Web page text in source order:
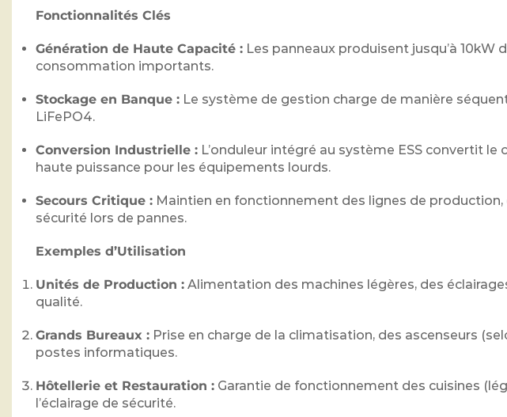
Fonctionnalités Clés
Génération de Haute Capacité : Les panneaux produisent jusqu’à 10kW
consommation importants.
Stockage en Banque : Le système de gestion charge de manière
LiFePO4.
Conversion Industrielle : L’onduleur intégré au système ESS convertit
haute puissance pour les équipements lourds.
Secours Critique : Maintien en fonctionnement des lignes de
sécurité lors de pannes.
Exemples d’Utilisation
Unités de Production : Alimentation des machines légères, des
qualité.
Grands Bureaux : Prise en charge de la climatisation, des ascenseurs
postes informatiques.
Hôtellerie et Restauration : Garantie de fonctionnement des cuisines
l’éclairage de sécurité.